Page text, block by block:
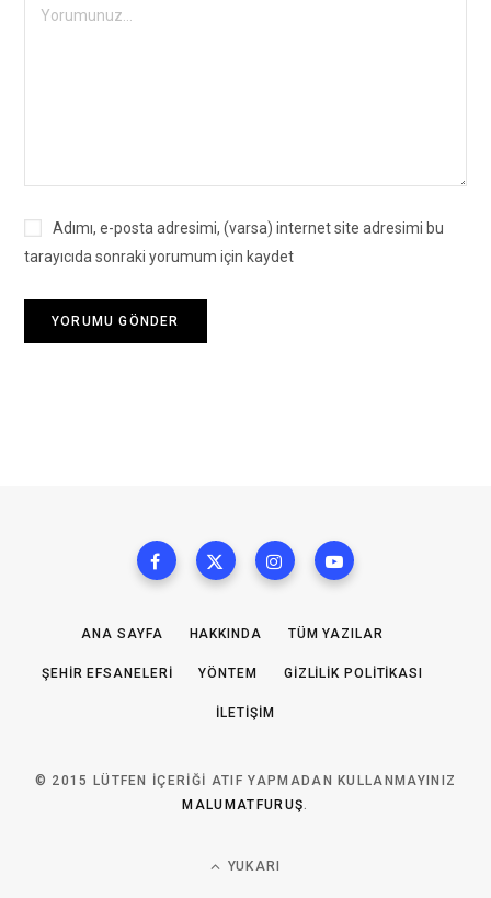
Adımı, e-posta adresimi, (varsa) internet site adresimi bu
tarayıcıda sonraki yorumum için kaydet
ANA SAYFA HAKKINDA TÜM YAZILAR
ŞEHIR EFSANELERI YÖNTEM GIZLILIK POLITIKASI
İLETIŞIM
© 2015 LÜTFEN IÇERIĞI ATIF YAPMADAN KULLANMAYINIZ
MALUMATFURUŞ.
YUKARI